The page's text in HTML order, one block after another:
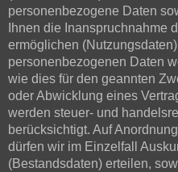
personenbezogene Daten
Ihnen die Inanspruchnahme
ermöglichen
personenbezogenen Daten
wie dies für den geannten
oder Abwicklung eines
werden steuer- und
berücksichtigt. Auf
dürfen wir im Einzelfall
(Bestandsdaten) erteilen,